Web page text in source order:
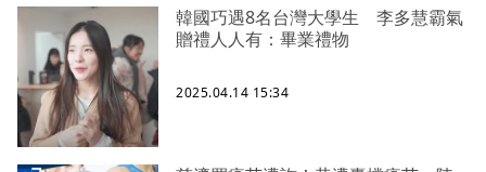
韓國巧遇8名台灣大學生 李多慧霸氣
贈禮人人有：畢業禮物
2025.04.14 15:34